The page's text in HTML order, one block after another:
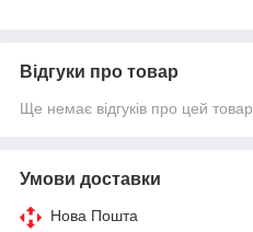
Відгуки про товар
Ще немає відгуків про цей товар
Умови доставки
Нова Пошта